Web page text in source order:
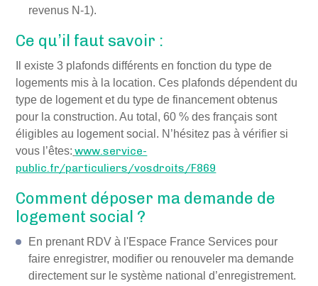
revenus N-1).
Ce qu’il faut savoir :
Il existe 3 plafonds différents en fonction du type de
logements mis à la location. Ces plafonds dépendent du
type de logement et du type de financement obtenus
pour la construction. Au total, 60 % des français sont
éligibles au logement social. N’hésitez pas à vérifier si
vous l’êtes: www.service-
public.fr/particuliers/vosdroits/F869
Comment déposer ma demande de
logement social ?
En prenant RDV à l'Espace France Services pour
faire enregistrer, modifier ou renouveler ma demande
directement sur le système national d’enregistrement.